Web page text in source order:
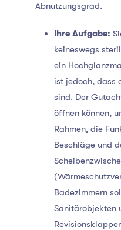
Abnutzungsgrad.
Ihre Aufgabe:
keineswegs
ein
ist jedoch, dass
sind. Der
öffnen können,
Rahmen, die
Beschläge und
Badezimmern
Sanitärobjekten